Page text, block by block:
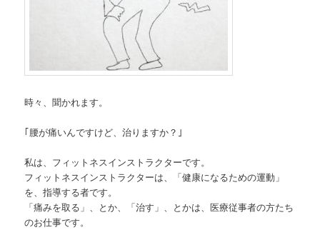
時々、聞かれます。
｢腰が痛いんですけど、治りますか？｣
私は、フィットネスインストラクターです。
フィットネスインストラクターは、「健康になるための運動」
を、指導する者です。
「痛みを取る」、とか、「治す」、とかは、医療従事者の方たち
のお仕事です。